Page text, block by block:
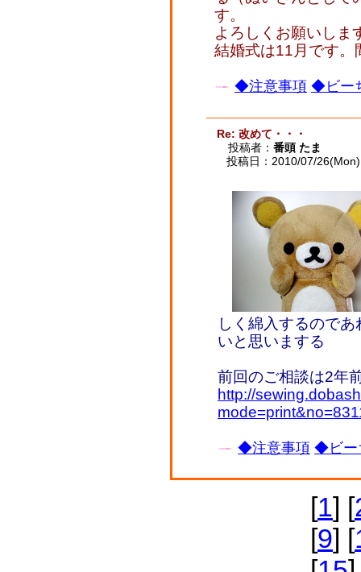
す。
よろしくお願いしま
結婚式は11月です。
◆注意事項 ◆ビー
Re: 改めて・・・
投稿者： 番頭 たま
投稿日：2010/07/
しく綿入するので
いと思いまする
前回のご相談は2年
http://
◆注意事項 ◆ビー
[1] [
[9] [